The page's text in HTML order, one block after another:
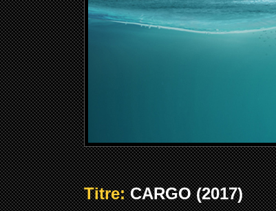
Titre:CARGO (2017)